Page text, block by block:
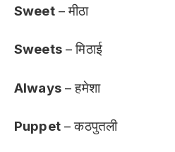
Sweet– मीठा
Sweets– मिठाई
Always– हमेशा
Puppet– कठपुतली